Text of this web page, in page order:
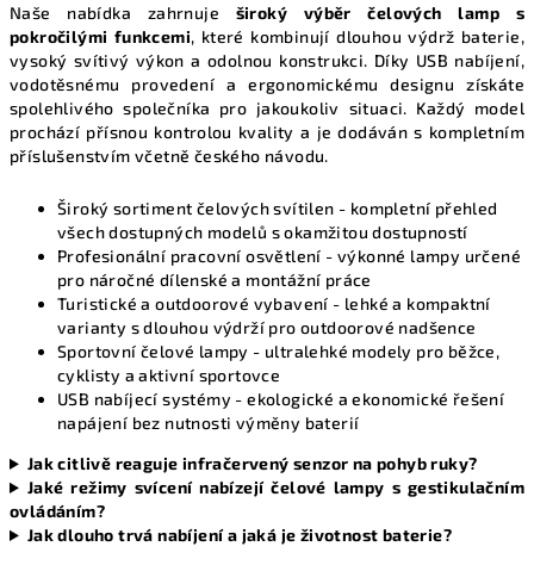
p
i
s
u
Naše nabídka zahrnuje široký výběr čelových lamp s
pokročilými funkcemi, které kombinují dlouhou výdrž baterie,
vysoký svítivý výkon a odolnou konstrukci. Díky USB nabíjení,
vodotěsnému provedení a ergonomickému designu získáte
spolehlivého společníka pro jakoukoliv situaci. Každý model
prochází přísnou kontrolou kvality a je dodáván s kompletním
příslušenstvím včetně českého návodu.
Široký sortiment čelových svítilen - kompletní přehled
všech dostupných modelů s okamžitou dostupností
Profesionální pracovní osvětlení - výkonné lampy určené
pro náročné dílenské a montážní práce
Turistické a outdoorové vybavení - lehké a kompaktní
varianty s dlouhou výdrží pro outdoorové nadšence
Sportovní čelové lampy - ultralehké modely pro běžce,
cyklisty a aktivní sportovce
USB nabíjecí systémy - ekologické a ekonomické řešení
napájení bez nutnosti výměny baterií
Jak citlivě reaguje infračervený senzor na pohyb ruky?
Jaké režimy svícení nabízejí čelové lampy s gestikulačním
ovládáním?
Jak dlouho trvá nabíjení a jaká je životnost baterie?